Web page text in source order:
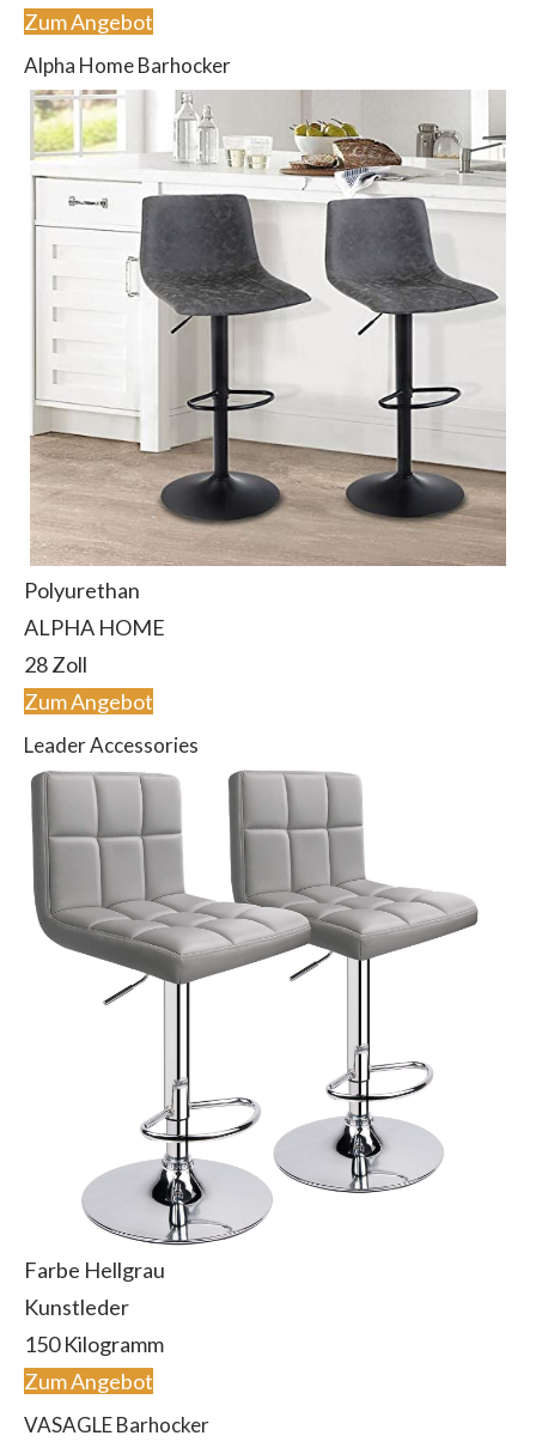
Zum Angebot
Alpha Home Barhocker
Polyurethan
ALPHA HOME
28 Zoll
Zum Angebot
Leader Accessories
Farbe Hellgrau
Kunstleder
150 Kilogramm
Zum Angebot
VASAGLE Barhocker